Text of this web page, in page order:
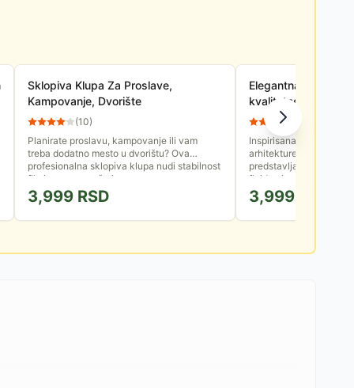
Sklopiva Klupa Za Proslave,
Kampovanje, Dvorište
(10)
Planirate proslavu, kampovanje ili vam
treba dodatno mesto u dvorištu? Ova
profesionalna sklopiva klupa nudi stabilnost
fiksiranog nameštaja uz...
3,999 RSD
Elegantna
kvalitetne plastike
2
Inspirisana remek-
arhitekture nameštaja,
predstavlja savršen
fluidno isprepletenih
3,999